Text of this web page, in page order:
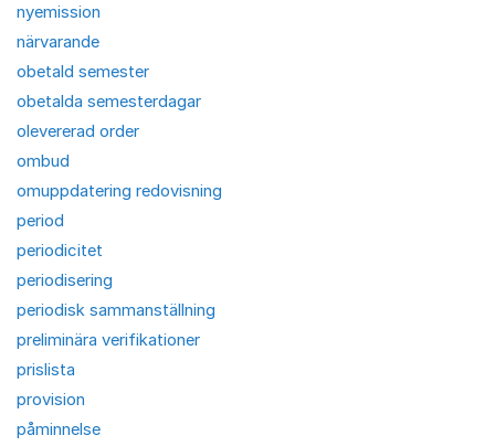
nyemission
närvarande
obetald semester
obetalda semesterdagar
olevererad order
ombud
omuppdatering redovisning
period
periodicitet
periodisering
periodisk sammanställning
preliminära verifikationer
prislista
provision
påminnelse